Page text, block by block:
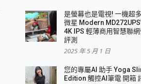
是螢幕也是電視! 一機超
微星 Modern
4K IPS 輕薄商用智慧聯
評測
2025 年 5 月 1 日
您的專屬AI 助手 Yoga
Edition 觸控AI筆電 開箱